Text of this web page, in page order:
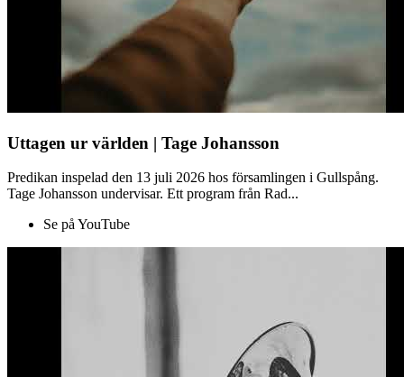
Uttagen ur världen | Tage Johansson
Predikan inspelad den 13 juli 2026 hos församlingen i Gullspång.
Tage Johansson undervisar. Ett program från Rad...
Se på YouTube